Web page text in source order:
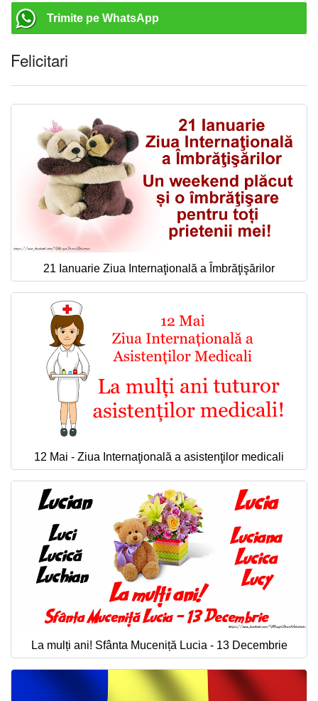
Trimite pe WhatsApp
Felicitari
21 Ianuarie Ziua Internaţională a Îmbrăţişărilor
12 Mai - Ziua Internaţională a asistenţilor medicali
La mulți ani! Sfânta Muceniță Lucia - 13 Decembrie